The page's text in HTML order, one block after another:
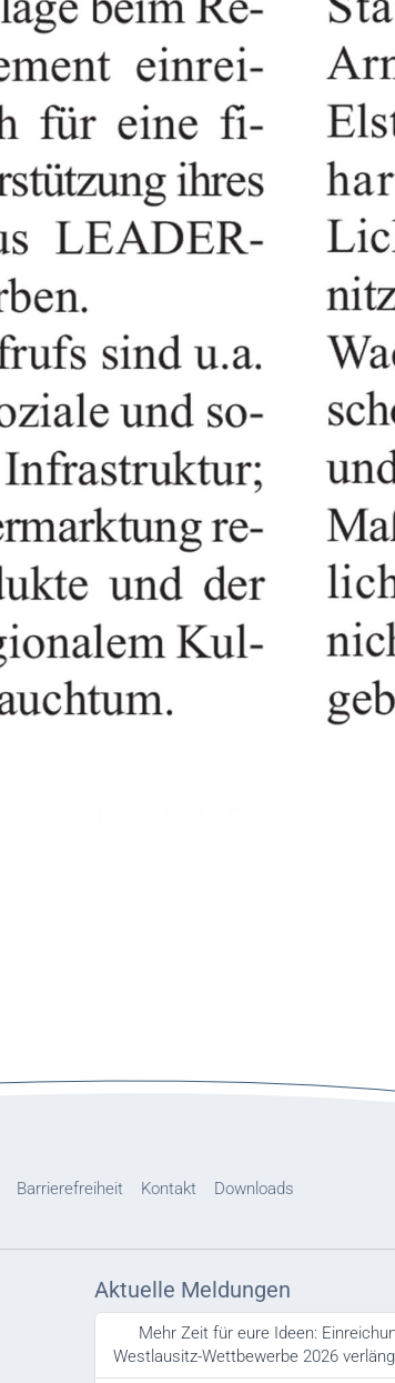
Barrierefreiheit Kontakt Downloads
Aktuelle Meldungen
Mehr Zeit für eure Ideen:
Westlausitz-Wettbewerbe 2026